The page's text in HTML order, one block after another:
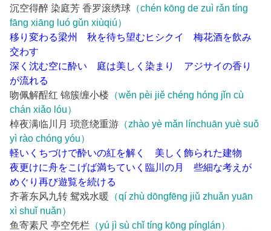
沉空得醉 染庭芳 香罗滚绣球 （chén kōng de zuì rǎn tíng
fāng xiāng luó gǔn xiùqiú）
移り変わる梁州 秋を待ち望むヒシクイ 梅花酒を飲み
交わす
深く沈む空に酔い 庭は美しく染まり アジサイの香り
が流れる
吻佩解酲红 锦簇缠小楼 （wěn pèi jiě chéng hóng jǐn cù
chán xiǎo lóu）
棹夜满临川月 琐意绕重游 （zhào yè mǎn línchuān yuè suǒ
yì rào chóng yóu）
軽いくちづけで酔いの紅を解く 美しく飾られた建物
夜更けに舟をこげば満ちていく臨川の月 些細な考えが
めぐり再び遊覧を続ける
齐著东风九转 鸳戏水暖 （qí zhù dōngfēng jiǔ zhuǎn yuān
xì shuǐ nuǎn）
鱼寄素尺 亭空凭栏 （yú jì sù chǐ tíng kōng pínglán）